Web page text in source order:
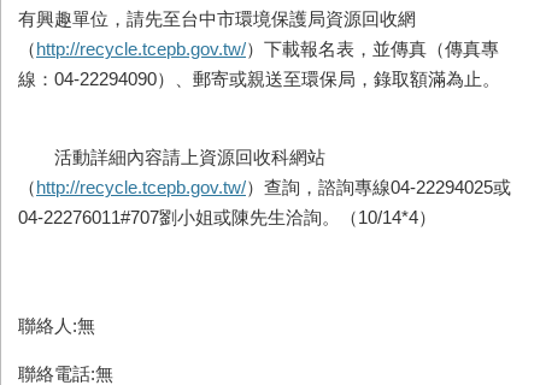
有興趣單位，請先至台中市環境保護局資源回收網
（http://recycle.tcepb.gov.tw/）下載報名表，並傳真（傳真專
線：04-22294090）、郵寄或親送至環保局，錄取額滿為止。
活動詳細內容請上資源回收科網站
（http://recycle.tcepb.gov.tw/）查詢，諮詢專線04-22294025或
04-22276011#707劉小姐或陳先生洽詢。（10/14*4）
聯絡人:無
聯絡電話:無